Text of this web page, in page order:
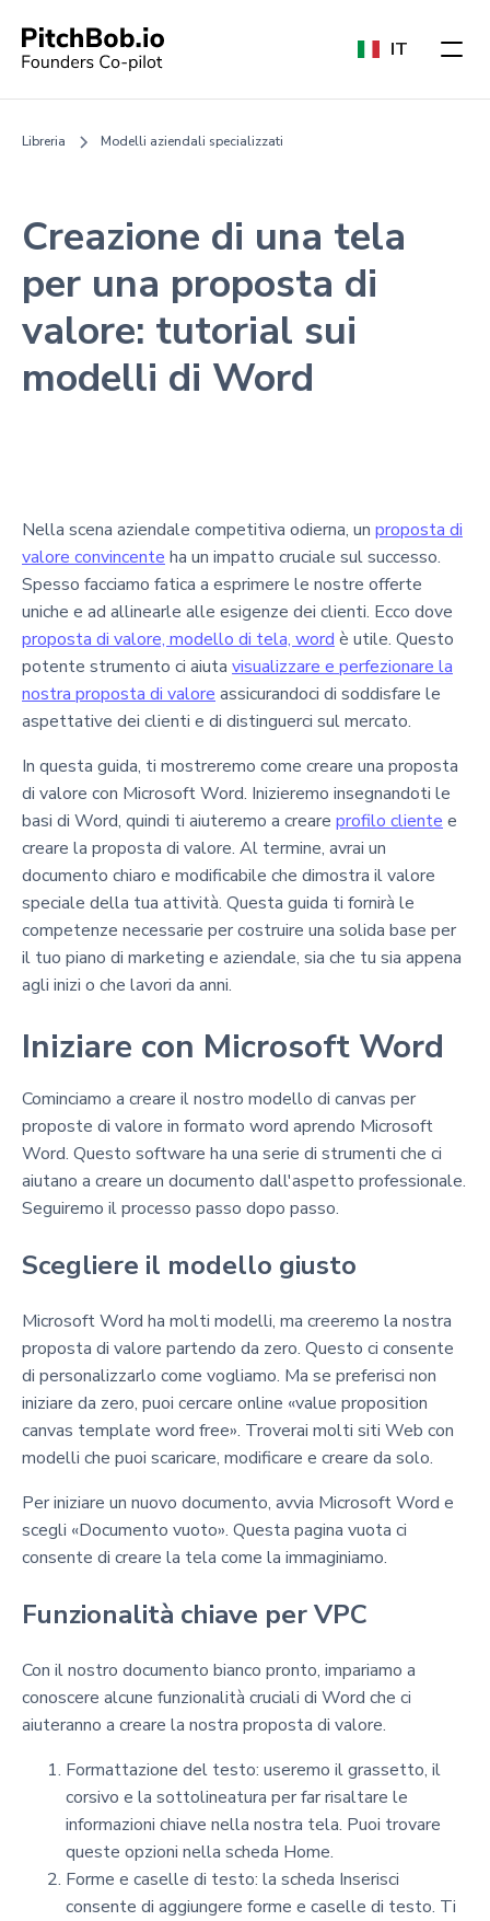
IT
Libreria Modelli aziendali specializzati
Creazione di una tela
per una proposta di
valore: tutorial sui
modelli di Word
Nella scena aziendale competitiva odierna, un proposta di
valore convincente ha un impatto cruciale sul successo.
Spesso facciamo fatica a esprimere le nostre offerte
uniche e ad allinearle alle esigenze dei clienti. Ecco dove
proposta di valore, modello di tela, word è utile. Questo
potente strumento ci aiuta visualizzare e perfezionare la
nostra proposta di valore assicurandoci di soddisfare le
aspettative dei clienti e di distinguerci sul mercato.
In questa guida, ti mostreremo come creare una proposta
di valore con Microsoft Word. Inizieremo insegnandoti le
basi di Word, quindi ti aiuteremo a creare profilo cliente e
creare la proposta di valore. Al termine, avrai un
documento chiaro e modificabile che dimostra il valore
speciale della tua attività. Questa guida ti fornirà le
competenze necessarie per costruire una solida base per
il tuo piano di marketing e aziendale, sia che tu sia appena
agli inizi o che lavori da anni.
Iniziare con Microsoft Word
Cominciamo a creare il nostro modello di canvas per
proposte di valore in formato word aprendo Microsoft
Word. Questo software ha una serie di strumenti che ci
aiutano a creare un documento dall'aspetto professionale.
Seguiremo il processo passo dopo passo.
Scegliere il modello giusto
Microsoft Word ha molti modelli, ma creeremo la nostra
proposta di valore partendo da zero. Questo ci consente
di personalizzarlo come vogliamo. Ma se preferisci non
iniziare da zero, puoi cercare online «value proposition
canvas template word free». Troverai molti siti Web con
modelli che puoi scaricare, modificare e creare da solo.
Per iniziare un nuovo documento, avvia Microsoft Word e
scegli «Documento vuoto». Questa pagina vuota ci
consente di creare la tela come la immaginiamo.
Funzionalità chiave per VPC
Con il nostro documento bianco pronto, impariamo a
conoscere alcune funzionalità cruciali di Word che ci
aiuteranno a creare la nostra proposta di valore.
Formattazione del testo: useremo il grassetto, il
corsivo e la sottolineatura per far risaltare le
informazioni chiave nella nostra tela. Puoi trovare
queste opzioni nella scheda Home.
Forme e caselle di testo: la scheda Inserisci
consente di aggiungere forme e caselle di testo. Ti